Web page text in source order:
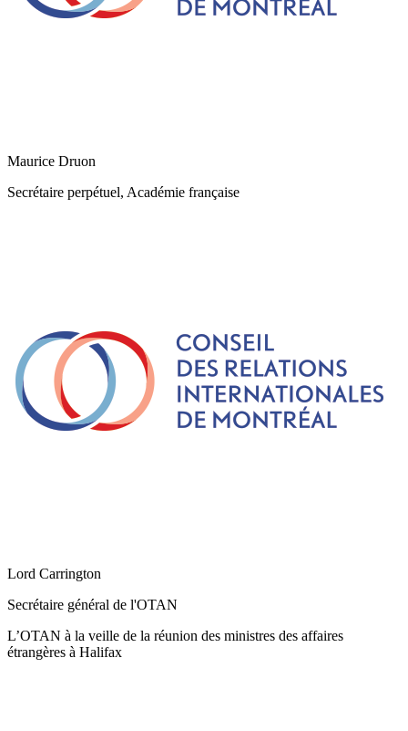
Maurice Druon
Secrétaire perpétuel, Académie française
Lord Carrington
Secrétaire général de l'OTAN
L’OTAN à la veille de la réunion des ministres des affaires
étrangères à Halifax